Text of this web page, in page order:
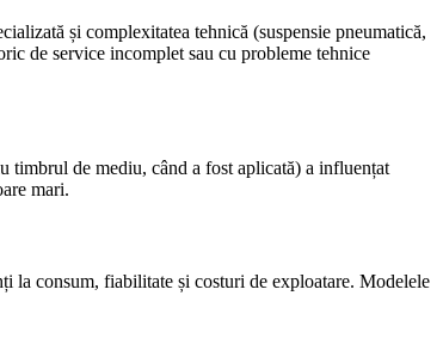
și complexitatea tehnică (suspensie pneumatică,
de service incomplet sau cu probleme tehnice
timbrul de mediu, când a fost aplicată) a influențat
mari.
la consum, fiabilitate și costuri de exploatare. Modelele